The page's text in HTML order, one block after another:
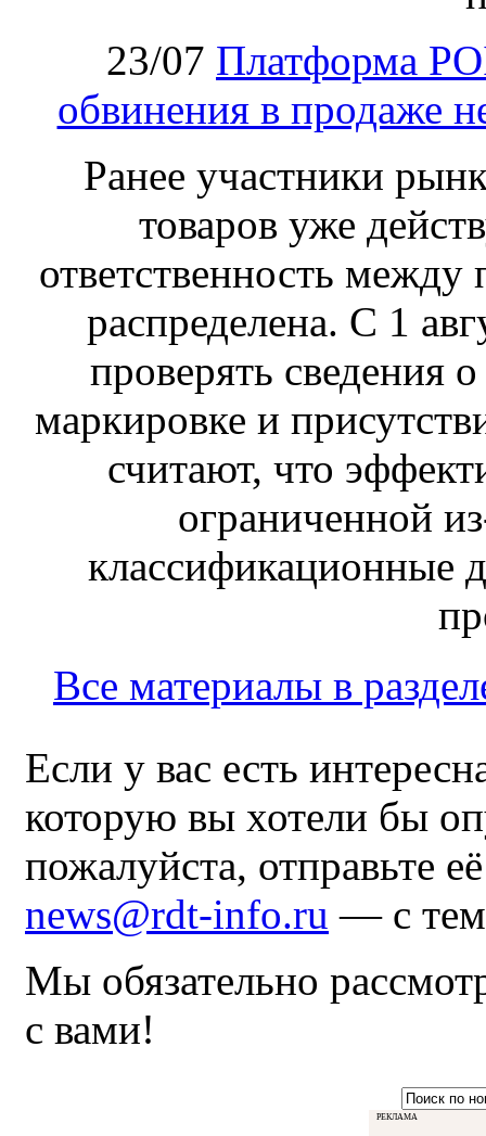
23/07 Платформа
обвинения в продаже
Ранее участники
товаров уже
ответственность
распределена. С 1
проверять сведения
маркировке и
считают, что
ограниченной
классификационные
Все материалы в
Если у вас есть
которую вы хотели бы
пожалуйста, отправьте
news@rdt-info.ru — с
Мы обязательно
с вами!
РЕКЛАМА